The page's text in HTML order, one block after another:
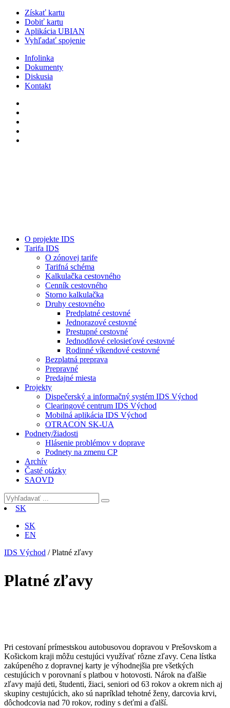
Získať kartu
Dobiť kartu
Aplikácia UBIAN
Vyhľadať spojenie
Infolinka
Dokumenty
Diskusia
Kontakt
O projekte IDS
Tarifa IDS
O zónovej tarife
Tarifná schéma
Kalkulačka cestovného
Cenník cestovného
Storno kalkulačka
Druhy cestovného
Predplatné cestovné
Jednorazové cestovné
Prestupné cestovné
Jednodňové celosieťové cestovné
Rodinné víkendové cestovné
Bezplatná preprava
Prepravné
Predajné miesta
Projekty
Dispečerský a informačný systém IDS Východ
Clearingové centrum IDS Východ
Mobilná aplikácia IDS Východ
OTRACON SK-UA
Podnety/žiadosti
Hlásenie problémov v doprave
Podnety na zmenu CP
Archív
Časté otázky
SAOVD
SK
SK
EN
IDS Východ /Platné zľavy
Platné zľavy
Pri cestovaní prímestskou autobusovou dopravou v Prešovskom a
Košickom kraji môžu cestujúci využívať rôzne zľavy. Cena lístka
zakúpeného z dopravnej karty je výhodnejšia pre všetkých
cestujúcich v porovnaní s platbou v hotovosti. Nárok na ďalšie
zľavy majú deti, študenti, žiaci, seniori od 63 rokov a okrem nich aj
skupiny cestujúcich, ako sú napríklad tehotné ženy, darcovia krvi,
dôchodcovia nad 70 rokov, rodiny s deťmi a ďalší.